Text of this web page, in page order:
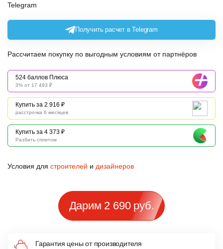
Telegram
Получить расчет в Telegram
Рассчитаем покупку по выгодным условиям от партнёров
524 баллов Плюса
3% от 17 493 ₽
Купить за 2 916 ₽
расстрочка 6 месяцев
Купить за 4 373 ₽
Разбить сплитом
Условия для строителей и дизайнеров
Дарим 2 690 руб.
Гарантия цены от производителя